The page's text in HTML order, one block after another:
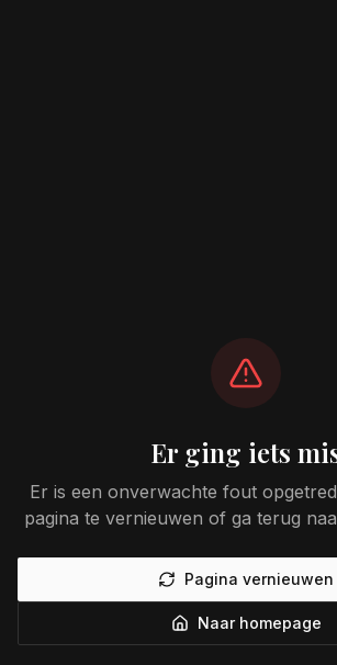
Er ging iets
Er is een onverwachte fout
pagina te vernieuwen of ga terug
Pagina vernieuwen
Naar homepage